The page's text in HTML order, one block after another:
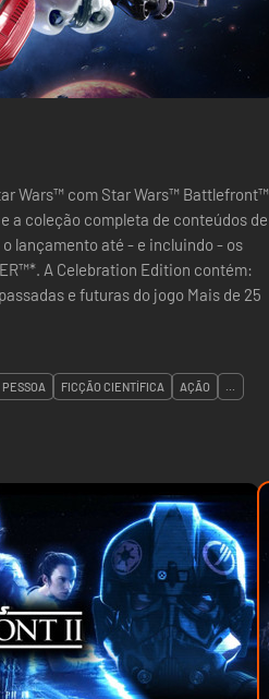
Wars™ com Star Wars™ Battlefront™
a coleção completa de conteúdos de
lançamento até - e incluindo - os
e futuras do jogo Mais de 25
FICÇÃO CIENTÍFICA AÇÃO ...